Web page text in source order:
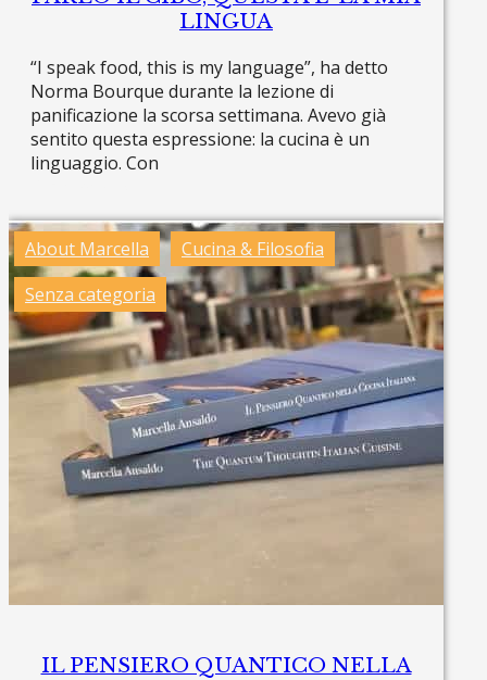
LINGUA
“I speak food, this is my language”, ha detto
Norma Bourque durante la lezione di
panificazione la scorsa settimana. Avevo già
sentito questa espressione: la cucina è un
linguaggio. Con
About Marcella
Cucina & Filosofia
Senza categoria
IL PENSIERO QUANTICO NELLA